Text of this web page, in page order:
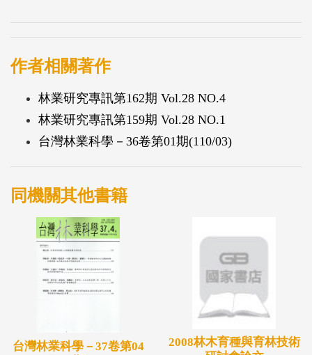
作者相關著作
林業研究專訊第162期 Vol.28 NO.4
林業研究專訊第159期 Vol.28 NO.1
台灣林業科學－36卷第01期(110/03)
同機關其他書籍
台灣林業科學－37卷第04
2008林木育種與育林技術